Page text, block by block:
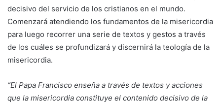
decisivo del servicio de los cristianos en el mundo.
Comenzará atendiendo los fundamentos de la misericordia
para luego recorrer una serie de textos y gestos a través
de los cuáles se profundizará y discernirá la teología de la
misericordia.
“El Papa Francisco enseña a través de textos y acciones
que la misericordia constituye el contenido decisivo de la